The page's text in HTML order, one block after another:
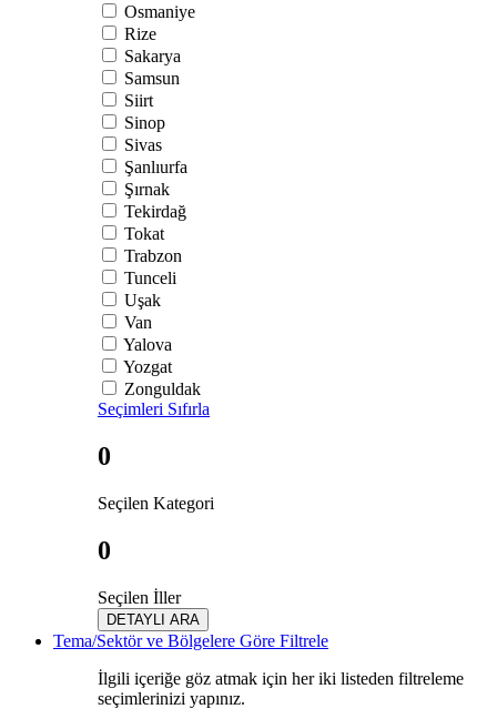
Osmaniye
Rize
Sakarya
Samsun
Siirt
Sinop
Sivas
Şanlıurfa
Şırnak
Tekirdağ
Tokat
Trabzon
Tunceli
Uşak
Van
Yalova
Yozgat
Zonguldak
Seçimleri Sıfırla
0
Seçilen Kategori
0
Seçilen İller
DETAYLI ARA
Tema/Sektör ve Bölgelere Göre Filtrele
İlgili içeriğe göz atmak için her iki listeden filtreleme
seçimlerinizi yapınız.